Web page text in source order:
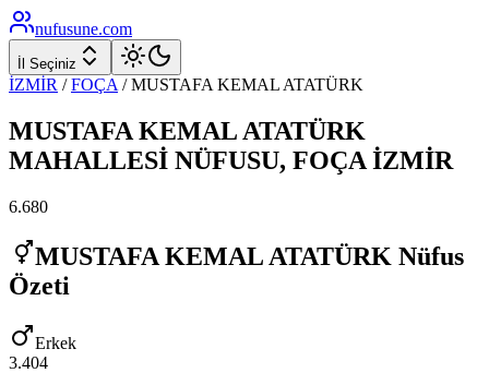
nufusune.com
İl Seçiniz
İZMİR / FOÇA /MUSTAFA KEMAL ATATÜRK
MUSTAFA KEMAL ATATÜRK
MAHALLESİ NÜFUSU, FOÇA İZMİR
6.680
MUSTAFA KEMAL ATATÜRK Nüfus
Özeti
Erkek
3.404